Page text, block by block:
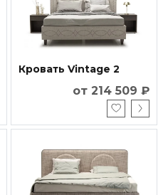
Кровать Vintage 2
от 214 509 ₽